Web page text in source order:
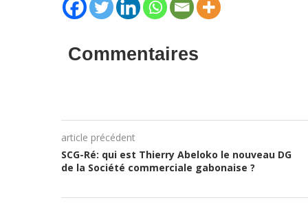
Commentaires
article précédent
SCG-Ré: qui est Thierry Abeloko le nouveau DG
de la Société commerciale gabonaise ?